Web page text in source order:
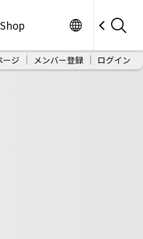
ージ メンバー登録 ログイン